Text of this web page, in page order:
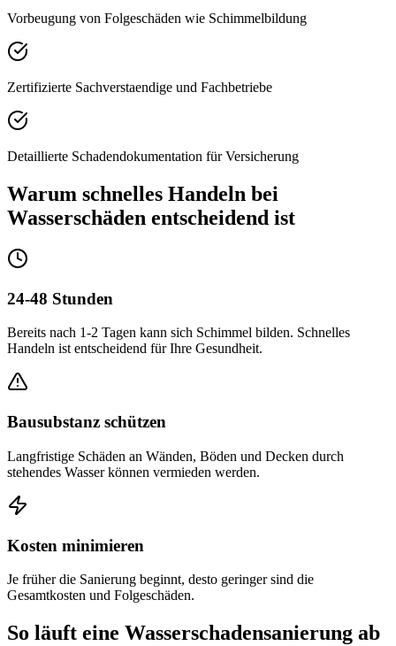
Vorbeugung von Folgeschäden wie Schimmelbildung
Zertifizierte Sachverstaendige und Fachbetriebe
Detaillierte Schadendokumentation für Versicherung
Warum schnelles Handeln bei
Wasserschäden entscheidend ist
24-48 Stunden
Bereits nach 1-2 Tagen kann sich Schimmel bilden. Schnelles
Handeln ist entscheidend für Ihre Gesundheit.
Bausubstanz schützen
Langfristige Schäden an Wänden, Böden und Decken durch
stehendes Wasser können vermieden werden.
Kosten minimieren
Je früher die Sanierung beginnt, desto geringer sind die
Gesamtkosten und Folgeschäden.
So läuft eine Wasserschadensanierung ab